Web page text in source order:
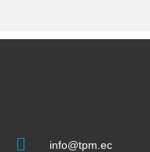
info@tpm.ec